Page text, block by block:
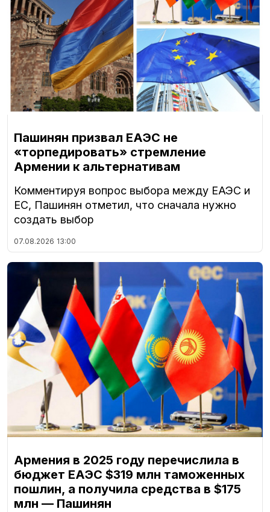
Пашинян призвал ЕАЭС не
«торпедировать» стремление
Армении к альтернативам
Комментируя вопрос выбора между ЕАЭС и
ЕС, Пашинян отметил, что сначала нужно
создать выбор
07.08.2026 13:00
Армения в 2025 году перечислила в
бюджет ЕАЭС $319 млн таможенных
пошлин, а получила средства в $175
млн — Пашинян